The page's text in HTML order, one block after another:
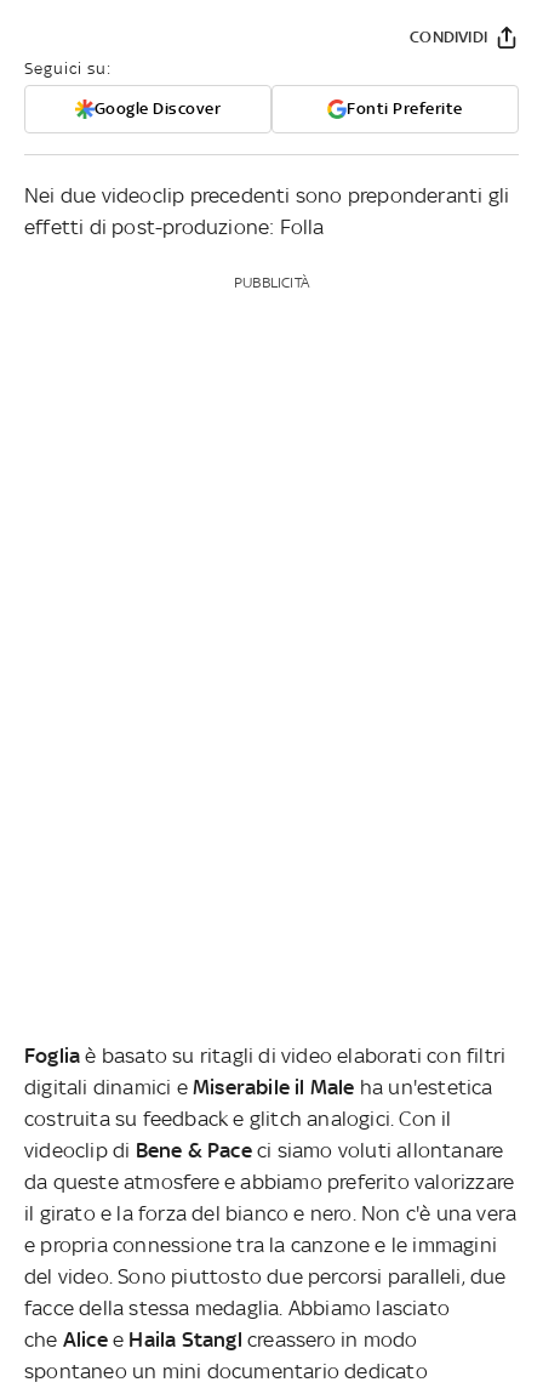
Seguici su:
Google Discover Fonti Preferite
CONDIVIDI
Nei due videoclip precedenti sono preponderanti gli
effetti di post-produzione: Folla
PUBBLICITÀ
Fogliaè basato su ritagli di video elaborati con filtri
digitali dinamici e Miserabile il Male ha un'estetica
costruita su feedback e glitch analogici. Con il
videoclip di Bene & Paceci siamo voluti allontanare
da queste atmosfere e abbiamo preferito valorizzare
il girato e la forza del bianco e nero. Non c'è una vera
e propria connessione tra la canzone e le immagini
del video. Sono piuttosto due percorsi paralleli, due
facce della stessa medaglia. Abbiamo lasciato
che Alicee Haila Stangl creassero in modo
spontaneo un mini documentario dedicato